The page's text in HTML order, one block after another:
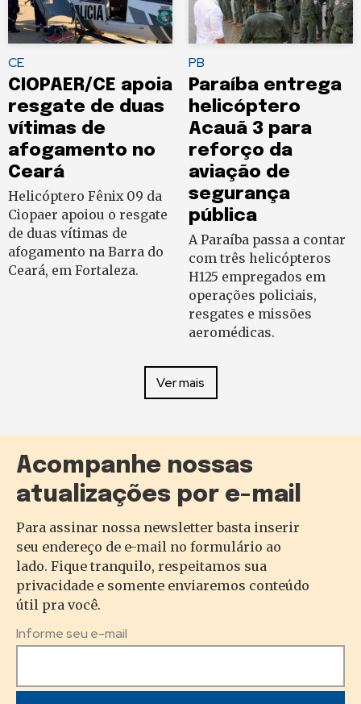
CE
CIOPAER/CE apoia
resgate de duas
vítimas de
afogamento no
Ceará
Helicóptero Fênix 09 da
Ciopaer apoiou o resgate
de duas vítimas de
afogamento na Barra do
Ceará, em Fortaleza.
PB
Paraíba entrega
helicóptero
Acauã 3 para
reforço da
aviação de
segurança
pública
A Paraíba passa a contar
com três helicópteros
H125 empregados em
operações policiais,
resgates e missões
aeromédicas.
Ver mais
Acompanhe nossas
atualizações por e-mail
Para assinar nossa newsletter basta inserir
seu endereço de e-mail no formulário ao
lado. Fique tranquilo, respeitamos sua
privacidade e somente enviaremos conteúdo
útil pra você.
Informe seu e-mail